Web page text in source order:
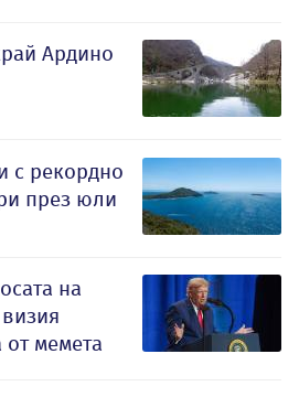
Ардино
с рекордно
през юли
на
мемета